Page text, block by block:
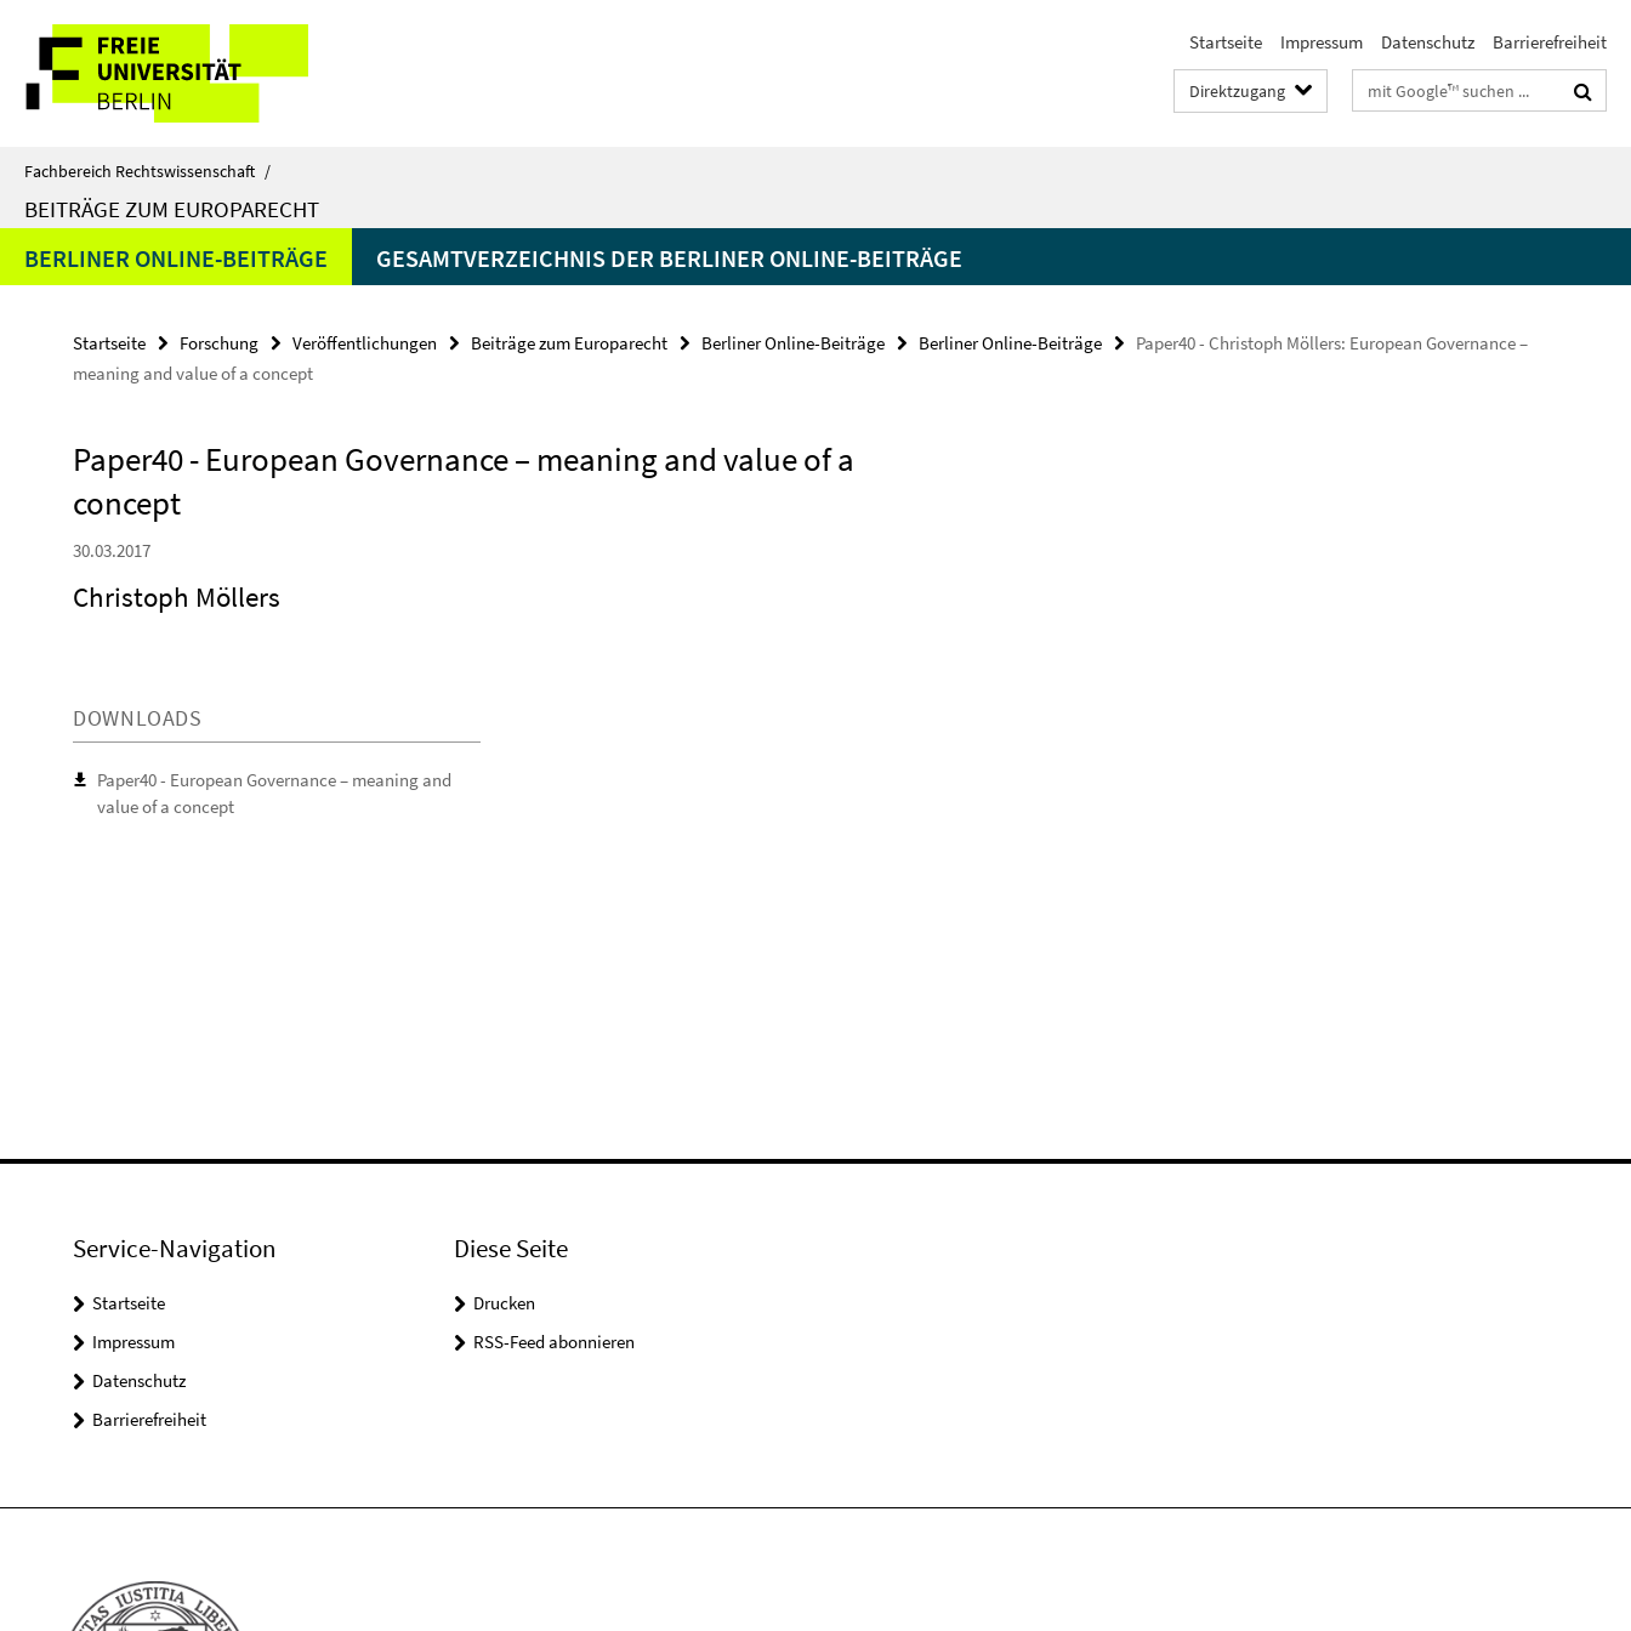
direkt
Inhalt
Service-
Navigation
Startseite Impressum Datenschutz Barrierefreiheit
Direktzugang Suchbegriffe
Fachbereich Rechtswissenschaft /
BEITRÄGE ZUM EUROPARECHT
BERLINER ONLINE-BEITRÄGE GESAMTVERZEICHNIS DER BERLINER ONLINE-BEITRÄGE
Startseite Forschung Veröffentlichungen Beiträge zum Europarecht Berliner Online-Beiträge Berliner Online-Beiträge
Paper40 - Christoph Möllers: European Governance –
meaning and value of a concept
Paper40 - European Governance – meaning and value of a
concept
30.03.2017
Christoph Möllers
DOWNLOADS
Paper40 - European Governance – meaning and
value of a concept
Service-Navigation
Startseite
Impressum
Datenschutz
Barrierefreiheit
Diese Seite
Drucken
RSS-Feed abonnieren